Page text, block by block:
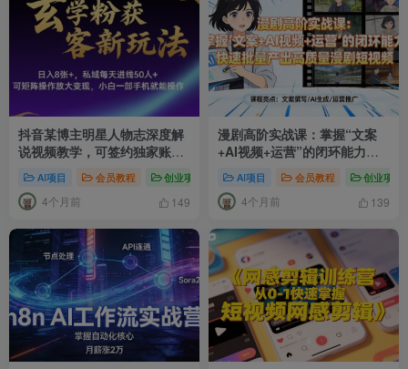
抖音某博主明星人物志深度解
说视频教学，可签约独家账
计划AI项目 会员教程 创业项目 # 抖音伙伴计划 # 抖音精选计划 #
4个月前 149
漫剧高阶实战课：掌握“文案
+AI视频+运营”的闭环能力，
频 AI项目 会员教程 创业项目
4个月前 139